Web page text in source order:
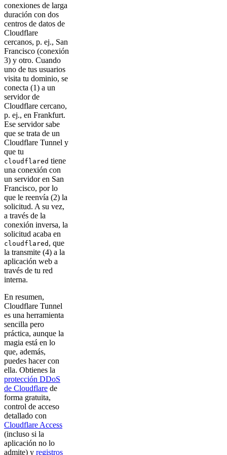
conexiones de larga
duración con dos
centros de datos de
Cloudflare
cercanos, p. ej., San
Francisco (conexión
3) y otro. Cuando
uno de tus usuarios
visita tu dominio, se
conecta (1) a un
servidor de
Cloudflare cercano,
p. ej., en Frankfurt.
Ese servidor sabe
que se trata de un
Cloudflare Tunnel y
que tu
cloudflared tiene
una conexión con
un servidor en San
Francisco, por lo
que le reenvía (2) la
solicitud. A su vez,
a través de la
conexión inversa, la
solicitud acaba en
cloudflared , que
la transmite (4) a la
aplicación web a
través de tu red
interna.
En resumen,
Cloudflare Tunnel
es una herramienta
sencilla pero
práctica, aunque la
magia está en lo
que, además,
puedes hacer con
ella. Obtienes la
protección DDoS
de Cloudflare de
forma gratuita,
control de acceso
detallado con
Cloudflare Access
(incluso si la
aplicación no lo
admite) y registros